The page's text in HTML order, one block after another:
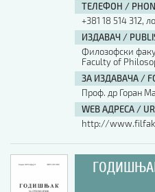
ТЕЛЕФОН /
+381 18 514 312,
ИЗДАВАЧ /
Филозофски
Faculty of
ЗА ИЗДАВАЧА /
Проф. др Горан
WEB АДРЕСА /
http://